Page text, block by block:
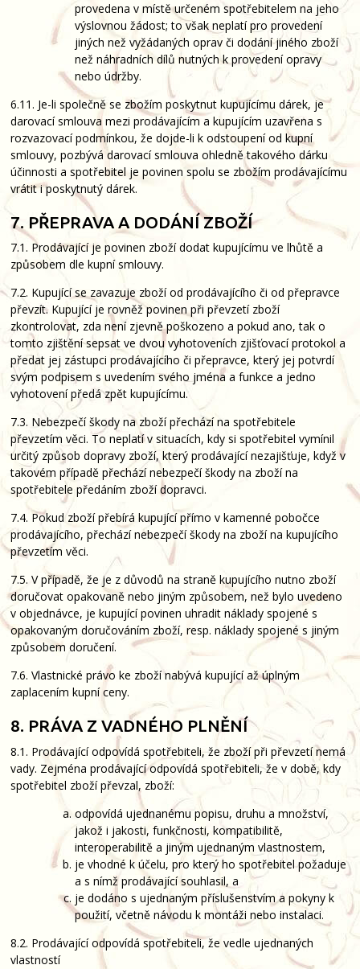
provedena v místě určeném spotřebitelem na jeho
výslovnou žádost; to však neplatí pro provedení
jiných než vyžádaných oprav či dodání jiného zboží
než náhradních dílů nutných k provedení opravy
nebo údržby.
6.11. Je-li společně se zbožím poskytnut kupujícímu dárek, je
darovací smlouva mezi prodávajícím a kupujícím uzavřena s
rozvazovací podmínkou, že dojde-li k odstoupení od kupní
smlouvy, pozbývá darovací smlouva ohledně takového dárku
účinnosti a spotřebitel je povinen spolu se zbožím prodávajícímu
vrátit i poskytnutý dárek.
7. PŘEPRAVA A DODÁNÍ ZBOŽÍ
7.1. Prodávající je povinen zboží dodat kupujícímu ve lhůtě a
způsobem dle kupní smlouvy.
7.2. Kupující se zavazuje zboží od prodávajícího či od přepravce
převzít. Kupující je rovněž povinen při převzetí zboží
zkontrolovat, zda není zjevně poškozeno a pokud ano, tak o
tomto zjištění sepsat ve dvou vyhotoveních zjišťovací protokol a
předat jej zástupci prodávajícího či přepravce, který jej potvrdí
svým podpisem s uvedením svého jména a funkce a jedno
vyhotovení předá zpět kupujícímu.
7.3. Nebezpečí škody na zboží přechází na spotřebitele
převzetím věci. To neplatí v situacích, kdy si spotřebitel vymínil
určitý způsob dopravy zboží, který prodávající nezajišťuje, když v
takovém případě přechází nebezpečí škody na zboží na
spotřebitele předáním zboží dopravci.
7.4. Pokud zboží přebírá kupující přímo v kamenné pobočce
prodávajícího, přechází nebezpečí škody na zboží na kupujícího
převzetím věci.
7.5. V případě, že je z důvodů na straně kupujícího nutno zboží
doručovat opakovaně nebo jiným způsobem, než bylo uvedeno
v objednávce, je kupující povinen uhradit náklady spojené s
opakovaným doručováním zboží, resp. náklady spojené s jiným
způsobem doručení.
7.6. Vlastnické právo ke zboží nabývá kupující až úplným
zaplacením kupní ceny.
8. PRÁVA Z VADNÉHO PLNĚNÍ
8.1. Prodávající odpovídá spotřebiteli, že zboží při převzetí nemá
vady. Zejména prodávající odpovídá spotřebiteli, že v době, kdy
spotřebitel zboží převzal, zboží:
odpovídá ujednanému popisu, druhu a množství,
jakož i jakosti, funkčnosti, kompatibilitě,
interoperabilitě a jiným ujednaným vlastnostem,
je vhodné k účelu, pro který ho spotřebitel požaduje
a s nímž prodávající souhlasil, a
je dodáno s ujednaným příslušenstvím a pokyny k
použití, včetně návodu k montáži nebo instalaci.
8.2. Prodávající odpovídá spotřebiteli, že vedle ujednaných
vlastností